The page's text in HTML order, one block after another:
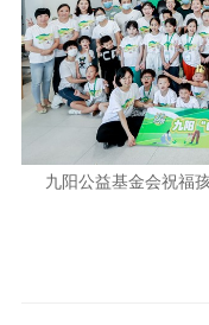
九阳公益基金会祝福孩